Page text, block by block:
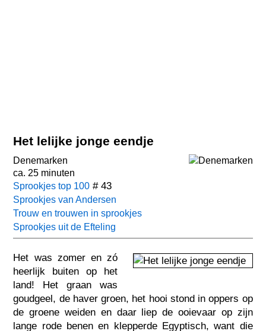
Het lelijke jonge eendje
Denemarken
ca. 25 minuten
Sprookjes top 100 # 43
Sprookjes van Andersen
Trouw en trouwen in sprookjes
Sprookjes uit de Efteling
Het was zomer en zó
heerlijk buiten op het
land! Het graan was
goudgeel, de haver groen, het hooi stond in oppers op
de groene weiden en daar liep de ooievaar op zijn
lange rode benen en klepperde Egyptisch, want die